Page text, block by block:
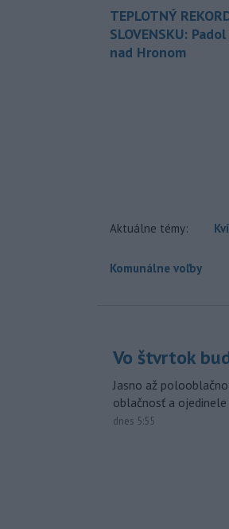
TEPLOTNÝ
SLOVENSKU:
nad Hronom
Aktuálne témy:
Komunálne voľby
Vo štvrtok
Jasno až
oblačnosť a ojedinele
dnes 5:55